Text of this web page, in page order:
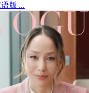
版 ...